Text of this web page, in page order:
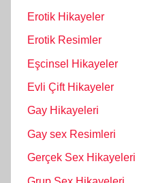
Erotik Hikayeler
Erotik Resimler
Eşcinsel Hikayeler
Evli Çift Hikayeler
Gay Hikayeleri
Gay sex Resimleri
Gerçek Sex Hikayeleri